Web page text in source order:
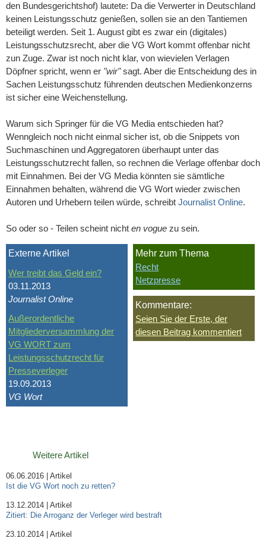
den Bundesgerichtshof) lautete: Da die Verwerter in Deutschland
keinen Leistungsschutz genießen, sollen sie an den Tantiemen
beteiligt werden. Seit 1. August gibt es zwar ein (digitales)
Leistungsschutzsrecht, aber die VG Wort kommt offenbar nicht
zun Zuge. Zwar ist noch nicht klar, von wievielen Verlagen
Döpfner spricht, wenn er "wir"sagt. Aber die Entscheidung des in
Sachen Leistungsschutz führenden deutschen Medienkonzerns
ist sicher eine Weichenstellung.
Warum sich Springer für die VG Media entschieden hat?
Wenngleich noch nicht einmal sicher ist, ob die Snippets von
Suchmaschinen und Aggregatoren überhaupt unter das
Leistungsschutzrecht fallen, so rechnen die Verlage offenbar doch
mit Einnahmen. Bei der VG Media könnten sie sämtliche
Einnahmen behalten, während die VG Wort wieder zwischen
Autoren und Urhebern teilen würde, schreibt Journalist Online.
So oder so - Teilen scheint nicht en vogue zu sein.
Externe Artikel
Wer treibt das Geld ein?
03.11.2013
Journalist Online
Außerordentliche
Mitgliederversammlung der
VG WORT zum
Leistungsschutzrecht für
Presseverleger
19.09.2013
VG Wort
Mehr zum Thema
Recht
Netzpresse
Kommentare:
Seien Sie der Erste, der
diesen Beitrag kommentiert
Weitere Artikel
06.06.2016 | Artikel
Ist die VG Wort noch zu retten?
13.12.2014 | Artikel
Zitiert: Die Arroganz der Verleger wird bestraft
23.10.2014 | Artikel